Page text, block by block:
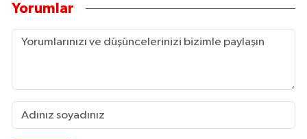
Yorumlar